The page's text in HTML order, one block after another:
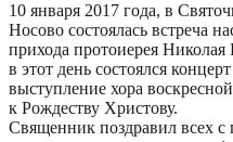
10 января 2017 года, в
Носово состоялась встреча
прихода протоиерея
в этот день состоялся
выступление хора
к Рождеству Христову.
Священник поздравил всех с